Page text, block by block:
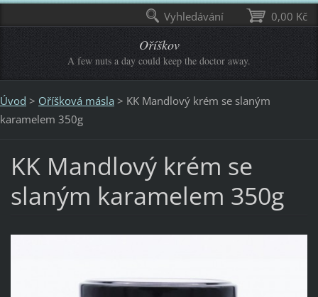
Oříškov
A few nuts a day could keep the doctor away.
Úvod > Oříšková másla > KK Mandlový krém se slaným
karamelem 350g
KK Mandlový krém se
slaným karamelem 350g
0,00 Kč
Vyhledávání